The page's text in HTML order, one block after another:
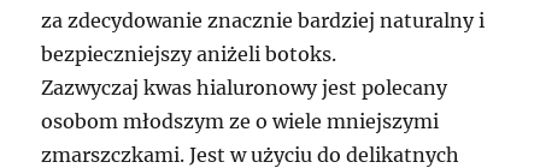
za zdecydowanie znacznie bardziej naturalny i
bezpieczniejszy aniżeli botoks.
Zazwyczaj kwas hialuronowy jest polecany
osobom młodszym ze o wiele mniejszymi
zmarszczkami. Jest w użyciu do delikatnych